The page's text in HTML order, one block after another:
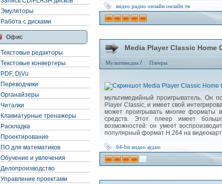
Эмуляторы
Работа с дисками
Офис
Текстовые редакторы
Текстовые конвертеры
PDF, DjVu
Переводчики
Органайзеры
Читалки
Клавиатурные тренажеры
Раскладка
Проектирование
ПО для математиков
Обучение и увлечения
Делопроизводство
Управление проектами
видео радио онлайн онлайн тв
Media Player Classic Home
Мультимедиа / Плееры
мультимедийный проигрыватель. Он
Player Classic, и имеет свой
может проигрывать многие форматы
средств. Этот плеер имеет
возможностей: он умеет
популярный формат H.264 на
64-bit видео аудио